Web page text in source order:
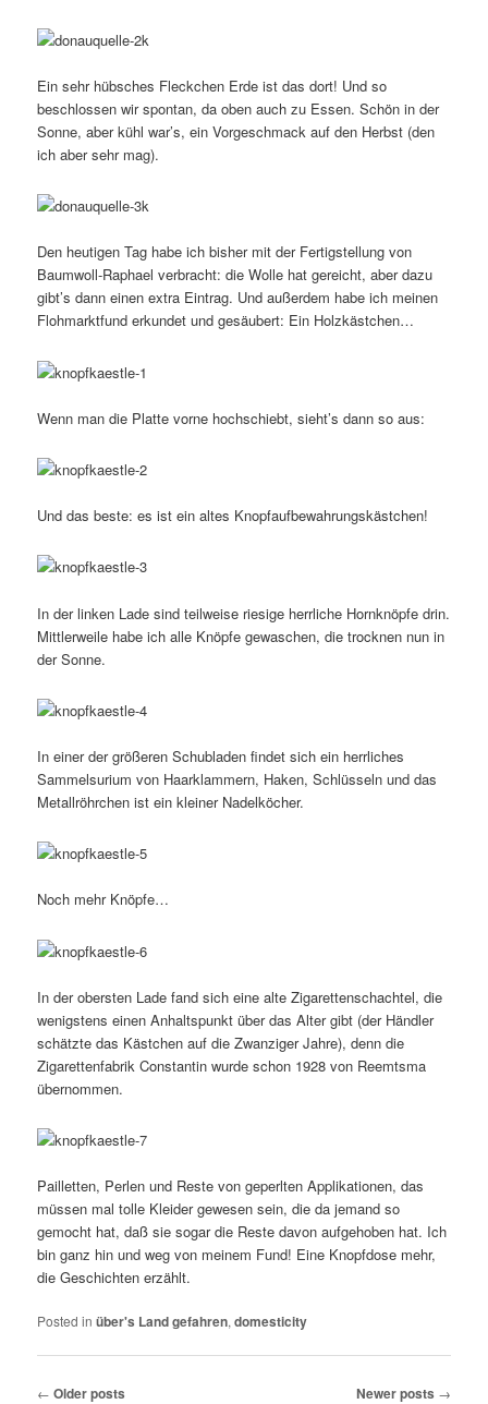
Ein sehr hübsches Fleckchen Erde ist das dort! Und so
beschlossen wir spontan, da oben auch zu Essen. Schön in der
Sonne, aber kühl war’s, ein Vorgeschmack auf den Herbst (den
ich aber sehr mag).
Den heutigen Tag habe ich bisher mit der Fertigstellung von
Baumwoll-Raphael verbracht: die Wolle hat gereicht, aber dazu
gibt’s dann einen extra Eintrag. Und außerdem habe ich meinen
Flohmarktfund erkundet und gesäubert: Ein Holzkästchen…
Wenn man die Platte vorne hochschiebt, sieht’s dann so aus:
Und das beste: es ist ein altes Knopfaufbewahrungskästchen!
In der linken Lade sind teilweise riesige herrliche Hornknöpfe drin.
Mittlerweile habe ich alle Knöpfe gewaschen, die trocknen nun in
der Sonne.
In einer der größeren Schubladen findet sich ein herrliches
Sammelsurium von Haarklammern, Haken, Schlüsseln und das
Metallröhrchen ist ein kleiner Nadelköcher.
Noch mehr Knöpfe…
In der obersten Lade fand sich eine alte Zigarettenschachtel, die
wenigstens einen Anhaltspunkt über das Alter gibt (der Händler
schätzte das Kästchen auf die Zwanziger Jahre), denn die
Zigarettenfabrik Constantin wurde schon 1928 von Reemtsma
übernommen.
Pailletten, Perlen und Reste von geperlten Applikationen, das
müssen mal tolle Kleider gewesen sein, die da jemand so
gemocht hat, daß sie sogar die Reste davon aufgehoben hat. Ich
bin ganz hin und weg von meinem Fund! Eine Knopfdose mehr,
die Geschichten erzählt.
Posted in über's Land gefahren,domesticity
Post navigation
← Older posts Newer posts →